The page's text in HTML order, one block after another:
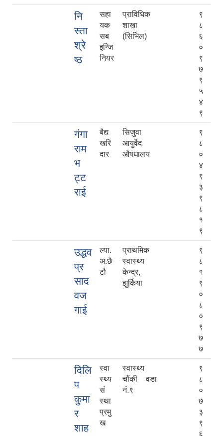
नि
स्ता
श्रे
ष्ठ
सहा
यक
सब
इन्जि
नियर
प्राविधिक
शाखा
(सिभिल)
९
८
६
०
९
७
९
५
४
९
गंगा
राम
भ
ट्ट
राई
बैद्य
खरि
दार
सिजुवा
आयुर्वेद
औषधालय
९
८
०
४
९
३
९
८
१
९
उद्धव
प्र
साद
वज
गाई
ल्या.
अ.छै
टौ
प्राथमिक
स्वास्थ्य
केन्द्र,
झुर्किया
९
८
१
९
०
८
०
९
७
७
दिलि
प
कुमा
र
शाह
स्वा
स्थ्य
सं
स्था
प्रमु
ख
स्वास्थ्य
चौंकी वडा
नं.९
९
८
०
७
३
९
६